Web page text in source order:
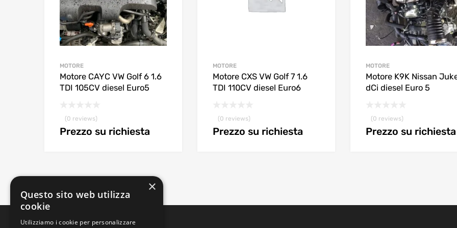
MOTORE
Motore CAYC VW Golf 6 1.6
TDI 105CV diesel Euro5
(0 reviews)
Prezzo su richiesta
MOTORE
Motore CXS VW Golf 7 1.6
TDI 110CV diesel Euro6
(0 reviews)
Prezzo su richiesta
MOTORE
Motore K9K Nissan
dCi diesel Euro 5
(0 reviews)
Prezzo su richiesta
×
Questo sito web utilizza
cookie
Utilizziamo i cookie per personalizzare